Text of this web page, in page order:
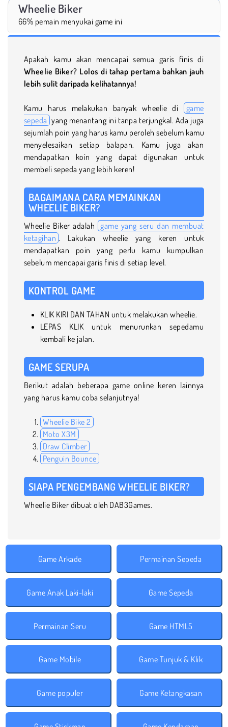
Wheelie Biker
66% pemain menyukai game ini
Apakah kamu akan mencapai semua garis finis di
Wheelie Biker? Lolos di tahap pertama bahkan jauh
lebih sulit daripada kelihatannya!
Kamu harus melakukan banyak wheelie di
game
sepeda yang menantang ini tanpa terjungkal. Ada juga
sejumlah poin yang harus kamu peroleh sebelum kamu
menyelesaikan setiap balapan. Kamu juga akan
mendapatkan koin yang dapat digunakan untuk
membeli sepeda yang lebih keren!
BAGAIMANA CARA MEMAINKAN
WHEELIE BIKER?
Wheelie Biker adalah game yang seru dan membuat
ketagihan . Lakukan wheelie yang keren untuk
mendapatkan poin yang perlu kamu kumpulkan
sebelum mencapai garis finis di setiap level.
KONTROL GAME
KLIK KIRI DAN TAHAN untuk melakukan wheelie.
LEPAS KLIK untuk menurunkan sepedamu
kembali ke jalan.
GAME SERUPA
Berikut adalah beberapa game online keren lainnya
yang harus kamu coba selanjutnya!
Wheelie Bike 2
Moto X3M
Draw Climber
Penguin Bounce
SIAPA PENGEMBANG WHEELIE BIKER?
Wheelie Biker dibuat oleh DAB3Games.
Game Arkade Permainan Sepeda
Game Anak Laki-laki Game Sepeda
Permainan Seru Game HTML5
Game Mobile Game Tunjuk & Klik
Game populer Game Ketangkasan